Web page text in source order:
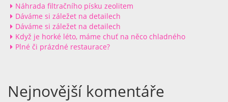
Náhrada filtračního písku zeolitem
Dáváme si záležet na detailech
Dáváme si záležet na detailech
Když je horké léto, máme chuť na něco chladného
Plné či prázdné restaurace?
Nejnovější komentáře